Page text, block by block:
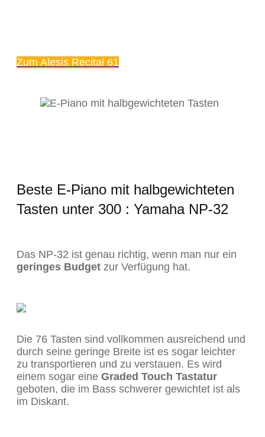
Zum Alesis Recital 61
Beste E-Piano mit halbgewichteten
Tasten unter 300 : Yamaha NP-32
Das NP-32 ist genau richtig, wenn man nur ein
geringes Budget zur Verfügung hat.
Die 76 Tasten sind vollkommen ausreichend und
durch seine geringe Breite ist es sogar leichter
zu transportieren und zu verstauen. Es wird
einem sogar eine Graded Touch Tastatur
geboten, die im Bass schwerer gewichtet ist als
im Diskant.